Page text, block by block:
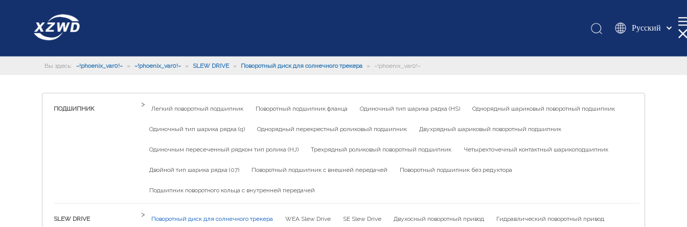
Pусский
românesc
Вы здесь: ~!phoenix_var0!~ » ~!phoenix_var0!~ » SLEW DRIVE » Поворотный диск для солнечного трекера » ~!phoenix_var0!~
ПОДШИПНИК
>
Легкий поворотный подшипник Поворотный подшипник фланца Одиночный тип шарика рядка (HS) Однорядный шариковый поворотный подшипник
Одиночный тип шарика рядка (q) Однорядный перекрестный роликовый подшипник Двухрядный шариковый поворотный подшипник
Одиночным пересеченный рядком тип ролика (HJ) Трехрядный роликовый поворотный подшипник Четырехточечный контактный шарикоподшипник
Двойной тип шарика рядка (07) Поворотный подшипник с внешней передачей Поворотный подшипник без редуктора
Подшипник поворотного кольца с внутренней передачей
SLEW DRIVE
>
Поворотный диск для солнечного трекера WEA Slew Drive SE Slew Drive Двухосный поворотный привод Гидравлический поворотный привод